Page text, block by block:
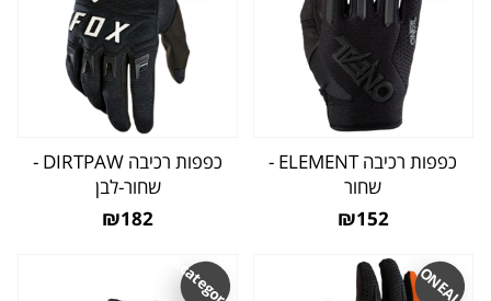
כפפות רכיבה ELEMENT -
שחור
₪152
כפפות רכיבה DIRTPAW -
שחור-לבן
₪182
ONEAL